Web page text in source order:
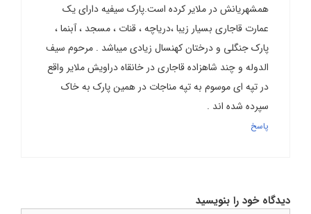
همشهریانش در ملایر کرده است.پارک سیفیه دارای یک
عمارت قاجاری بسیار زیبا ،دریاچه ، قنات ، مسجد ، آبنما ،
پارک جنگلی و درختان کهنسال زیادی میباشد . مرحوم سیف
الدوله و چند شاهزاده قاجاری در خانقاه دراویش ملایر واقع
در تپه ای موسوم به تپه مناجات در همین پارک به خاک
سپرده شده اند .
پاسخ
دیدگاه خود را بنویسید